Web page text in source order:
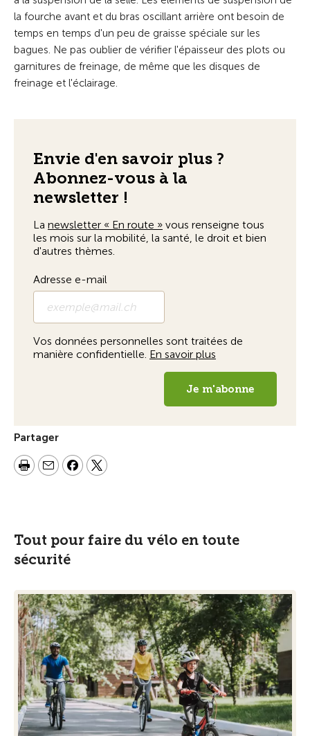
la fourche avant et du bras oscillant arrière ont besoin de
temps en temps d'un peu de graisse spéciale sur les
bagues. Ne pas oublier de vérifier l'épaisseur des plots ou
garnitures de freinage, de même que les disques de
freinage et l'éclairage.
Partager
Tout pour faire du vélo en toute
sécurité